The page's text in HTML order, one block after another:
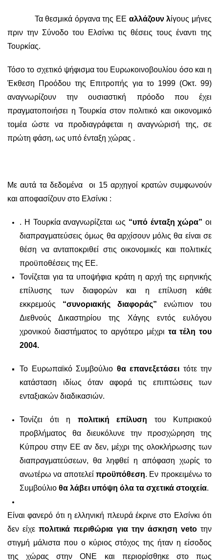
Τα θεσμικά όργανα της ΕΕ αλλάζουν λίγους μήνες
πριν την Σύνοδο του Ελσίνκι τις θέσεις τους έναντι της
Τουρκίας.
Τόσο το σχετικό ψήφισμα του Ευρωκοινοβουλίου όσο και η
Έκθεση Προόδου της Επιτροπής για το 1999 (Οκτ. 99)
αναγνωρίζουν την ουσιαστική πρόοδο που έχει
πραγματοποιήσει η Τουρκία στον πολιτικό και οικονομικό
τομέα ώστε να προδιαγράφεται η αναγνώρισή της, σε
πρώτη φάση, ως υπό ένταξη χώρας .
Με αυτά τα δεδομένα οι 15 αρχηγοί κρατών συμφωνούν
και αποφασίζουν στο Ελσίνκι :
. Η Τουρκία αναγνωρίζεται ως “υπό ένταξη χώρα” οι
διαπραγματεύσεις όμως θα αρχίσουν μόλις θα είναι σε
θέση να ανταποκριθεί στις οικονομικές και πολιτικές
προϋποθέσεις της ΕΕ.
Τονίζεται για τα υποψήφια κράτη η αρχή της ειρηνικής
επίλυσης των διαφορών και η επίλυση κάθε
εκκρεμούς “συνοριακής διαφοράς” ενώπιον του
Διεθνούς Δικαστηρίου της Χάγης εντός ευλόγου
χρονικού διαστήματος το αργότερο μέχρι τα τέλη του
2004.
Το Ευρωπαϊκό Συμβούλιο θα επανεξετάσει τότε την
κατάσταση ιδίως όταν αφορά τις επιπτώσεις των
ενταξιακών διαδικασιών.
Τονίζει ότι η πολιτική επίλυση του Κυπριακού
προβλήματος θα διευκόλυνε την προσχώρηση της
Κύπρου στην ΕΕ αν δεν, μέχρι της ολοκλήρωσης των
διαπραγματεύσεων, θα ληφθεί η απόφαση χωρίς το
ανωτέρω να αποτελεί προϋπόθεση. Εν προκειμένω το
Συμβούλιο θα λάβει υπόψη όλα τα σχετικά στοιχεία.
Είναι φανερό ότι η ελληνική πλευρά έκρινε στο Ελσίνκι ότι
δεν είχεπολιτικά περιθώρια για την άσκηση vetoτην
στιγμή μάλιστα που ο κύριος στόχος της ήταν η είσοδος
της χώρας στην ΟΝΕ και περιορίσθηκε στο πως